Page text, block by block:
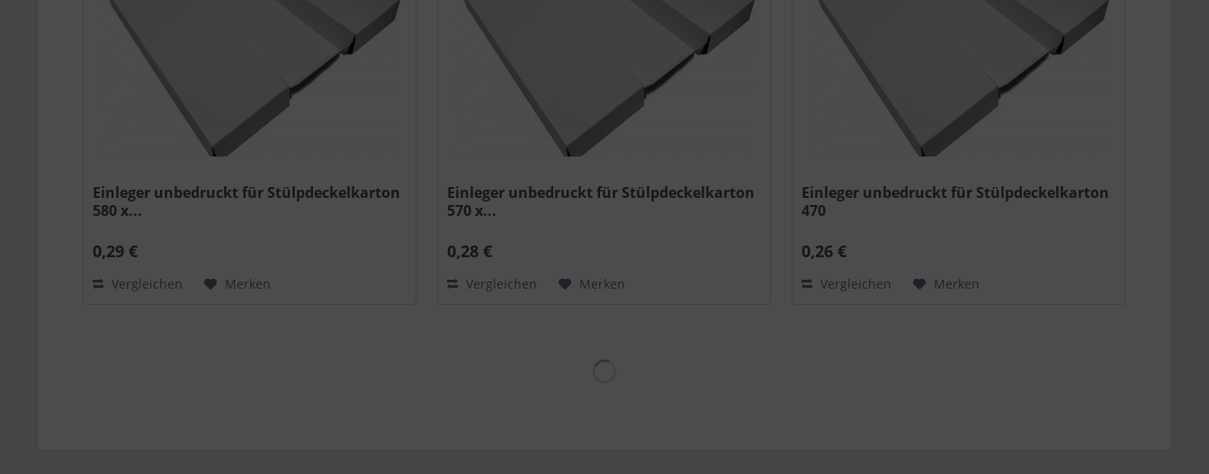
Einleger unbedruckt für Stülpdeckelkarton
580 x...
0,29 €
Vergleichen Merken
Einleger unbedruckt für Stülpdeckelkarton
570 x...
0,28 €
Vergleichen Merken
Einleger unbedruckt für Stülpdeckelkarton
470
0,26 €
Vergleichen Merken